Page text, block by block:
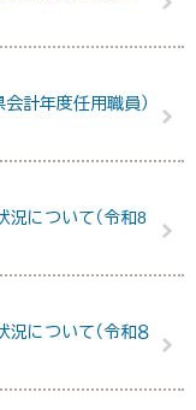
計年度任用職員）
況について（令和8
況について（令和８